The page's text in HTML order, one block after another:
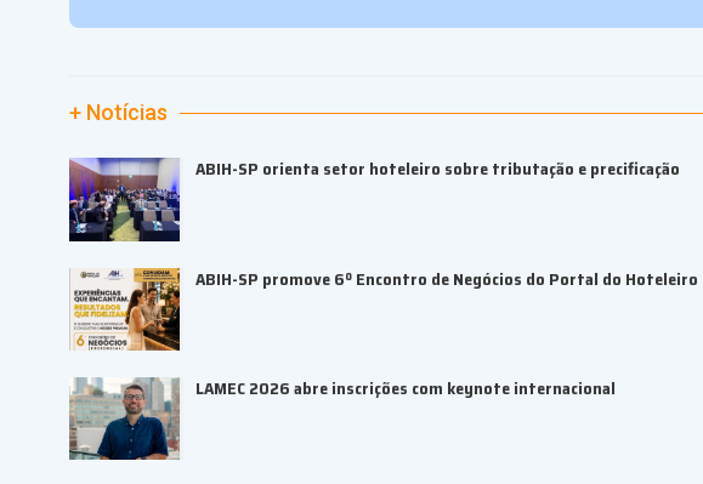
+ Notícias
ABIH-SP orienta setor hoteleiro sobre tributação e precificação
ABIH-SP promove 6º Encontro de Negócios do Portal do Hoteleiro
LAMEC 2026 abre inscrições com keynote internacional